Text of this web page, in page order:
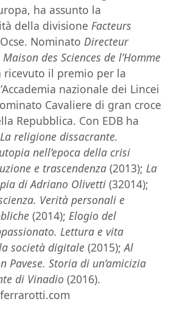
ha assunto la
della divisione Facteurs
Nominato Directeur
Maison des Sciences de l’Homme
ricevuto il premio per la
nazionale dei Lincei
Cavaliere di gran croce
Repubblica. Con EDB ha
La religione dissacrante.
nell’epoca della crisi
e trascendenza (2013); La
di Adriano Olivetti (32014);
Verità personali e
(2014); Elogio del
Lettura e vita
società digitale (2015);Al
Pavese. Storia di un’amicizia
di Vinadio (2016).